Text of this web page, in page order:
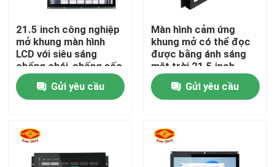
Kiểm soát chất lượng
Liên hệ chúng tôi
Tin tức
Yêu cầu báo giá
21.5 inch công nghiệp
mở khung màn hình
LCD với siêu sáng
chống chói-chống sốc
Gửi yêu cầu
Màn hình cảm ứng
khung mở có thể đọc
được bằng ánh sáng
mặt trời 21,5 inch
dành cho ngoài trời
Gửi yêu cầu